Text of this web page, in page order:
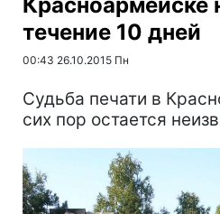
течение 10 дней
00:43 26.10.2015 Пн
Судьба печати в
сих пор остается